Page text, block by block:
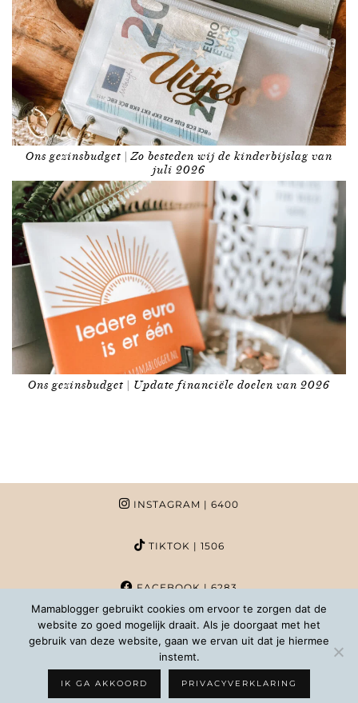
Ons gezinsbudget | Zo besteden wij de kinderbijslag van
juli 2026
Ons gezinsbudget | Update financiële doelen van 2026
INSTAGRAM | 6400
TIKTOK | 1506
FACEBOOK| 6283
PINTEREST | 1020
WORDPRESS THEMES BYpipdig
Mamablogger gebruikt cookies om ervoor te zorgen dat de
website zo goed mogelijk draait. Als je doorgaat met het
gebruik van deze website, gaan we ervan uit dat je hiermee
instemt.
IK GA AKKOORD PRIVACYVERKLARING